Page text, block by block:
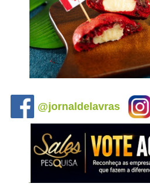
@jornaldelavras